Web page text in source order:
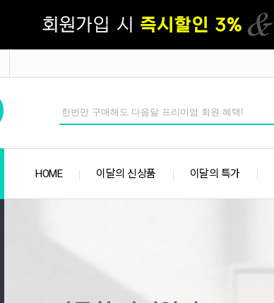
HOME 이달의 신상품 이달의 특가